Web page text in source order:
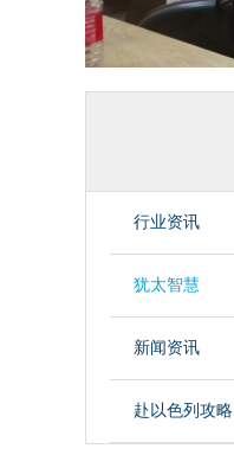
行业资讯
犹太智慧
新闻资讯
赴以色列攻略